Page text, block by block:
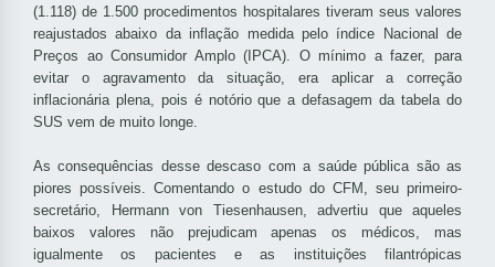
(1.118) de 1.500 procedimentos hospitalares tiveram seus valores
reajustados abaixo da inflação medida pelo índice Nacional de
Preços ao Consumidor Amplo (IPCA). O mínimo a fazer, para
evitar o agravamento da situação, era aplicar a correção
inflacionária plena, pois é notório que a defasagem da tabela do
SUS vem de muito longe.
As consequências desse descaso com a saúde pública são as
piores possíveis. Comentando o estudo do CFM, seu primeiro-
secretário, Hermann von Tiesenhausen, advertiu que aqueles
baixos valores não prejudicam apenas os médicos, mas
igualmente os pacientes e as instituições filantrópicas